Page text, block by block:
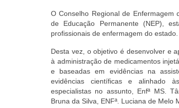
O Conselho Regional de Enfermagem
de Educação Permanente (NEP),
profissionais de enfermagem do estado.
Desta vez, o objetivo é desenvolver e
à administração de medicamentos
e baseadas em evidências na
evidências científicas e alinhado
especialistas no assunto, Enfª MS.
Bruna da Silva, ENFª. Luciana de Melo